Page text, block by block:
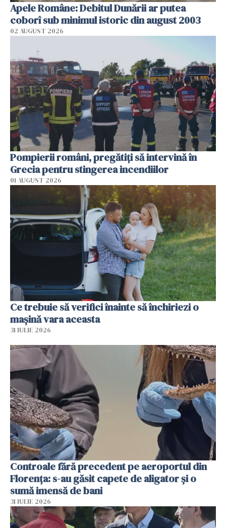
Apele Române: Debitul Dunării ar putea
coborî sub minimul istoric din august 2003
02 AUGUST 2026
Pompierii români, pregătiţi să intervină în
Grecia pentru stingerea incendiilor
01 AUGUST 2026
Ce trebuie să verifici înainte să închiriezi o
mașină vara aceasta
31 IULIE 2026
Controale fără precedent pe aeroportul din
Florența: s-au găsit capete de aligator și o
sumă imensă de bani
31 IULIE 2026